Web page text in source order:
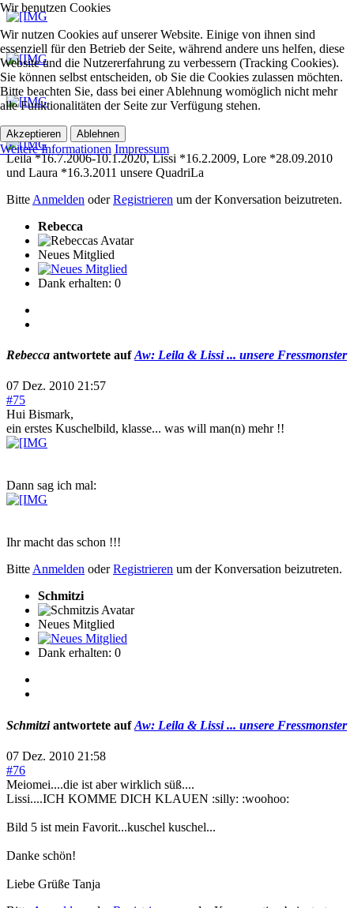
Leila *16.7.2006-10.1.2020, Lissi *16.2.2009, Lore *28.09.2010
und Laura *16.3.2011 unsere QuadriLa
Bitte Anmelden oderRegistrieren um der Konversation beizutreten.
Rebecca
Neues Mitglied
Dank erhalten: 0
Rebecca antwortete aufAw: Leila & Lissi ... unsere Fressmonster
07 Dez. 2010 21:57
#75
Hui Bismark,
ein erstes Kuschelbild, klasse... was will man(n) mehr !!
Dann sag ich mal:
Ihr macht das schon !!!
BitteAnmelden oderRegistrieren um der Konversation beizutreten.
Schmitzi
Neues Mitglied
Dank erhalten: 0
Schmitziantwortete aufAw: Leila & Lissi ... unsere Fressmonster
07 Dez. 2010 21:58
#76
Meiomei....die ist aber wirklich süß....
Lissi....ICH KOMME DICH KLAUEN :silly: :woohoo:
Bild 5 ist mein Favorit...kuschel kuschel...
Danke schön!
Liebe Grüße Tanja
Wir benutzen Cookies
Wir nutzen Cookies auf unserer Website. Einige von ihnen sind
essenziell für den Betrieb der Seite, während andere uns helfen, diese
Website und die Nutzererfahrung zu verbessern (Tracking Cookies).
Sie können selbst entscheiden, ob Sie die Cookies zulassen möchten.
Bitte beachten Sie, dass bei einer Ablehnung womöglich nicht mehr
alle Funktionalitäten der Seite zur Verfügung stehen.
Akzeptieren Ablehnen
Weitere Informationen Impressum